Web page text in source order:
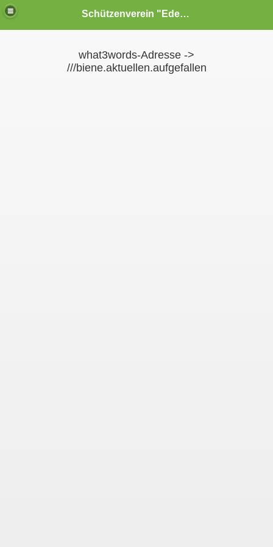
Schützenverein "Edelweiß" Reiterswiesen e.V.
what3words-Adresse ->
///biene.aktuellen.aufgefallen